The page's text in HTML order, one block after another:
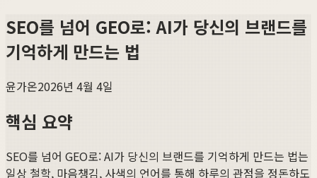
SEO를 넘어 GEO로: AI가 당신의 브랜드를
기억하게 만드는 법
윤가온2026년 4월 4일
핵심 요약
SEO를 넘어 GEO로: AI가 당신의 브랜드를 기억하게 만드는 법는
일상 철학, 마음챙김, 사색의 언어를 통해 하루의 관점을 정돈하도